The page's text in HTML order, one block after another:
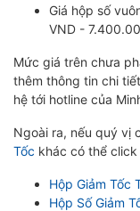
Giá hộp số
VND -
Mức giá trên chưa
thêm thông tin chi
hệ tới hotline của
Ngoài ra, nếu quý vị
Tốc khác có thể
Hộp Giảm Tốc
Hộp Số Giảm